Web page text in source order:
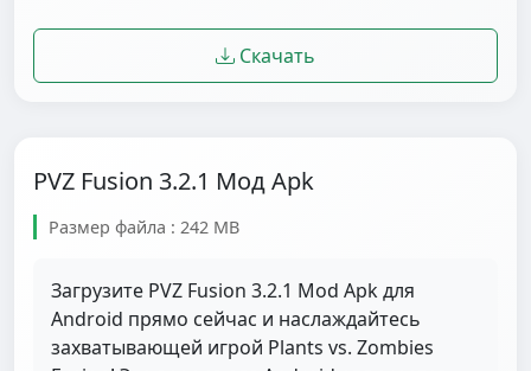
Скачать
PVZ Fusion 3.2.1 Мод Apk
Размер файла : 242 MB
Загрузите PVZ Fusion 3.2.1 Mod Apk для
Android прямо сейчас и наслаждайтесь
захватывающей игрой Plants vs. Zombies